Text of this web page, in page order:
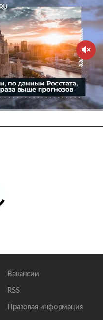
Вакансии
RSS
Правовая информация